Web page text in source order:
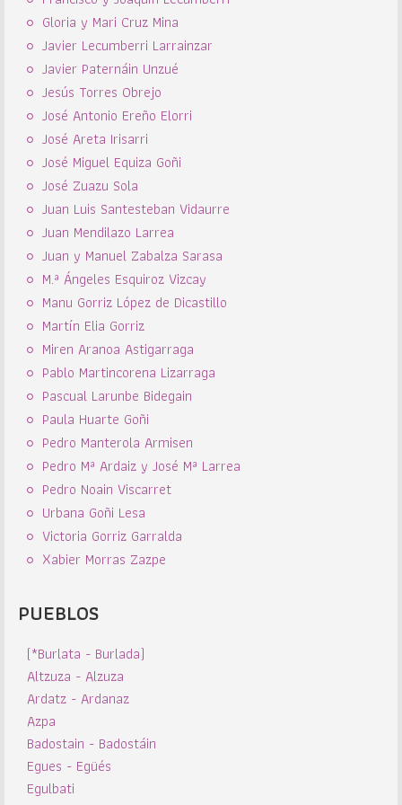
Gloria y Mari Cruz Mina
Javier Lecumberri Larrainzar
Javier Paternáin Unzué
Jesús Torres Obrejo
José Antonio Ereño Elorri
José Areta Irisarri
José Miguel Equiza Goñi
José Zuazu Sola
Juan Luis Santesteban Vidaurre
Juan Mendilazo Larrea
Juan y Manuel Zabalza Sarasa
M.ª Ángeles Esquiroz Vizcay
Manu Gorriz López de Dicastillo
Martín Elia Gorriz
Miren Aranoa Astigarraga
Pablo Martincorena Lizarraga
Pascual Larunbe Bidegain
Paula Huarte Goñi
Pedro Manterola Armisen
Pedro Mª Ardaiz y José Mª Larrea
Pedro Noain Viscarret
Urbana Goñi Lesa
Victoria Gorriz Garralda
Xabier Morras Zazpe
PUEBLOS
(*Burlata - Burlada)
Altzuza - Alzuza
Ardatz - Ardanaz
Azpa
Badostain - Badostáin
Egues - Egüés
Egulbati